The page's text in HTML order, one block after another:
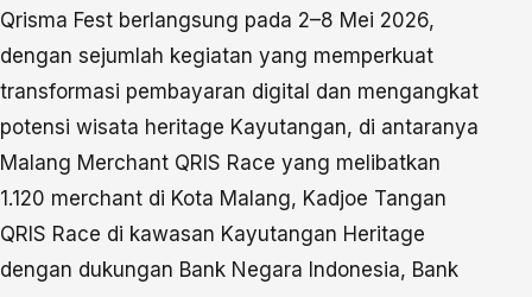
Qrisma Fest berlangsung pada 2–8 Mei 2026,
dengan sejumlah kegiatan yang memperkuat
transformasi pembayaran digital dan mengangkat
potensi wisata heritage Kayutangan, di antaranya
Malang Merchant QRIS Race yang melibatkan
1.120 merchant di Kota Malang, Kadjoe Tangan
QRIS Race di kawasan Kayutangan Heritage
dengan dukungan Bank Negara Indonesia, Bank